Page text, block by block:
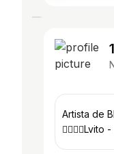
Artista de